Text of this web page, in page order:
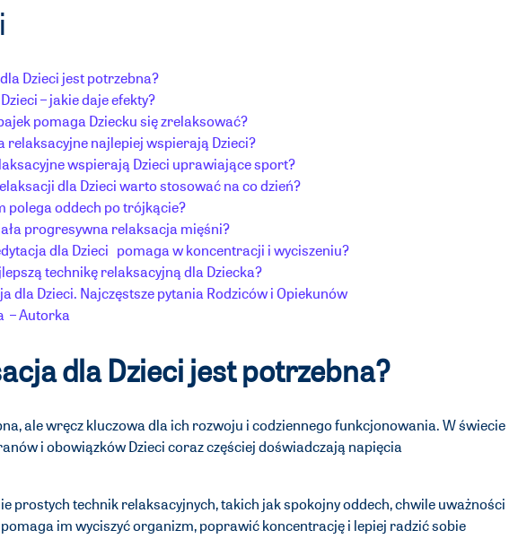
Dzieci jest potrzebna?
– jakie daje efekty?
pomaga Dziecku się zrelaksować?
relaksacyjne najlepiej wspierają Dzieci?
wspierają Dzieci uprawiające sport?
dla Dzieci warto stosować na co dzień?
polega oddech po trójkącie?
progresywna relaksacja mięśni?
dla Dzieci pomaga w koncentracji i wyciszeniu?
technikę relaksacyjną dla Dziecka?
dla Dzieci. Najczęstsze pytania Rodziców i Opiekunów
– Autorka
dla Dzieci jest potrzebna?
ale wręcz kluczowa dla ich rozwoju i codziennego funkcjonowania. W świecie
i obowiązków Dzieci coraz częściej doświadczają napięcia
prostych technik relaksacyjnych, takich jak spokojny oddech, chwile uważności
im wyciszyć organizm, poprawić koncentrację i lepiej radzić sobie